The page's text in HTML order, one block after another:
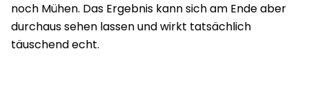
noch Mühen. Das Ergebnis kann sich am Ende aber
durchaus sehen lassen und wirkt tatsächlich
täuschend echt.